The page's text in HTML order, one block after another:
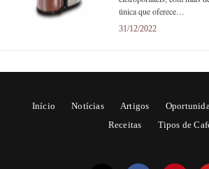
única que oferece…
31/12/2022
Início Notícias Artigos
Receitas
Tipos de